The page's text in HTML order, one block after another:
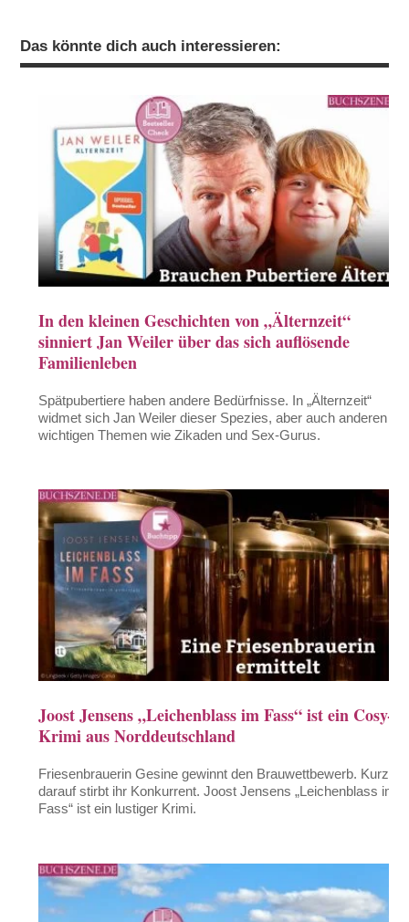
Das könnte dich auch interessieren:
In den kleinen Geschichten von „Älternzeit“
sinniert Jan Weiler über das sich auflösende
Familienleben
Spätpubertiere haben andere Bedürfnisse. In „Älternzeit“
widmet sich Jan Weiler dieser Spezies, aber auch anderen
wichtigen Themen wie Zikaden und Sex-Gurus.
Joost Jensens „Leichenblass im Fass“ ist ein Cosy-
Krimi aus Norddeutschland
Friesenbrauerin Gesine gewinnt den Brauwettbewerb. Kurz
darauf stirbt ihr Konkurrent. Joost Jensens „Leichenblass im
Fass“ ist ein lustiger Krimi.